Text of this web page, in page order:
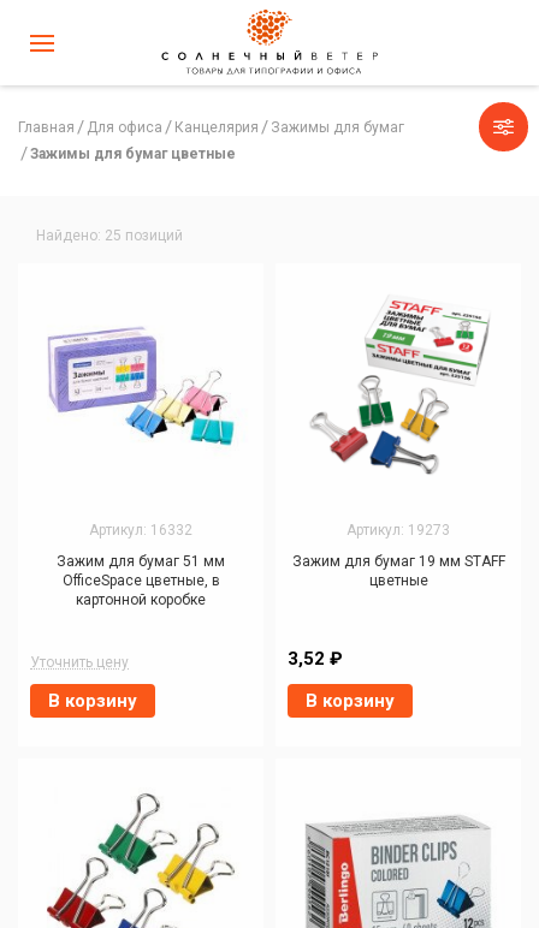
Главная Для офиса Канцелярия
Зажимы для бумаг
Зажимы для бумаг цветные
Найдено: 25 позиций
Артикул: 16332
Зажим для бумаг 51 мм
OfficeSpace цветные, в
картонной коробке
Уточнить цену
В корзину
Артикул: 19273
Зажим для бумаг 19 мм STAFF
цветные
3,52 ₽
В корзину